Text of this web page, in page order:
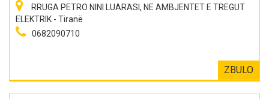
RRUGA PETRO NINI LUARASI, NE AMBJENTET E TREGUT
ELEKTRIK - Tiranë
0682090710
ZBULO